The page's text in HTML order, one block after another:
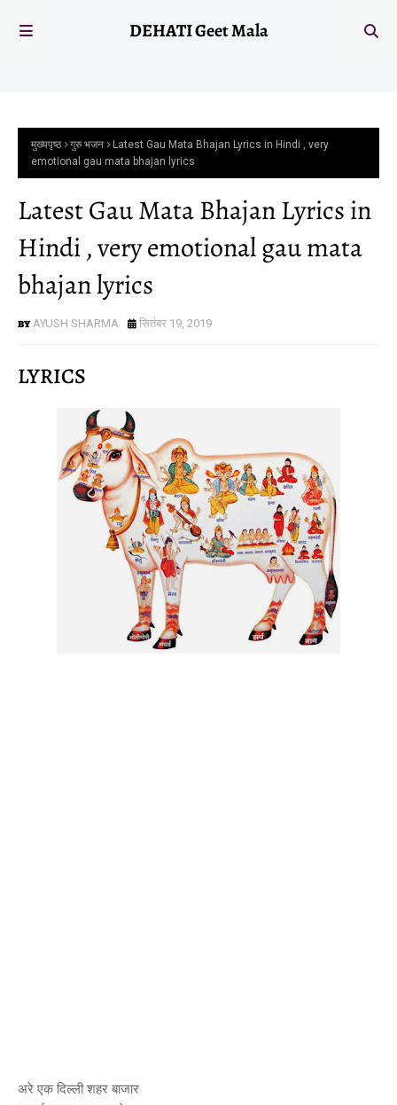
DEHATI Geet Mala
मुख्यपृष्ठ गुरु भजन
Latest Gau Mata Bhajan Lyrics in Hindi , very
emotional gau mata bhajan lyrics
Latest Gau Mata Bhajan Lyrics in
Hindi , very emotional gau mata
bhajan lyrics
AYUSH SHARMA सितंबर 19, 2019
LYRICS
अरे एक दिल्ली शहर बाजार